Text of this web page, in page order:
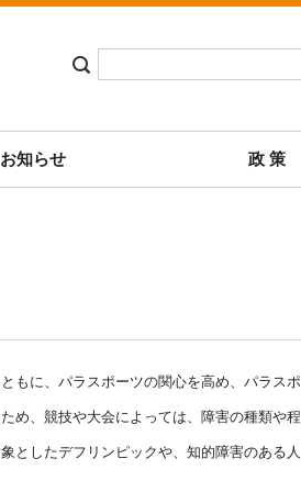
お知らせ 政 策
もに、パラスポーツの関心を高め、パラスポ
め、競技や大会によっては、障害の種類や程
としたデフリンピックや、知的障害のある人